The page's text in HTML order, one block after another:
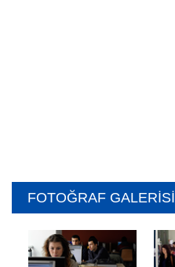
FOTOĞRAF GALERİSİ